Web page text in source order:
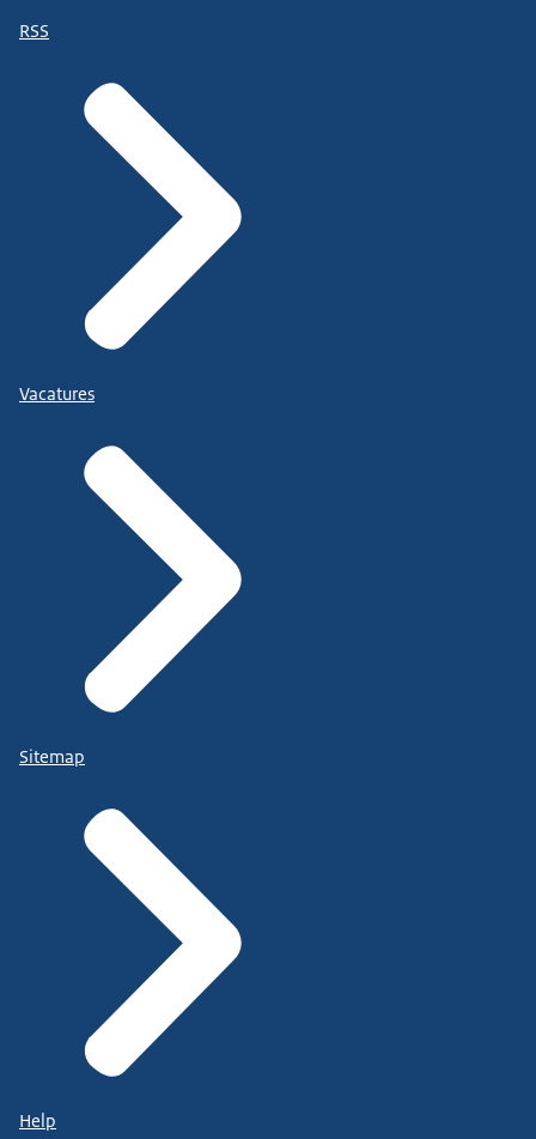
RSS
Vacatures
Sitemap
Help